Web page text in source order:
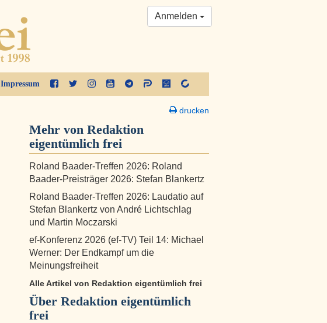
Impressum
Anmelden
drucken
Mehr von Redaktion
eigentümlich frei
Roland Baader-Treffen 2026: Roland
Baader-Preisträger 2026: Stefan Blankertz
Roland Baader-Treffen 2026: Laudatio auf
Stefan Blankertz von André Lichtschlag
und Martin Moczarski
ef-Konferenz 2026 (ef-TV) Teil 14: Michael
Werner: Der Endkampf um die
Meinungsfreiheit
Alle Artikel von Redaktion eigentümlich frei
Über Redaktion eigentümlich
frei